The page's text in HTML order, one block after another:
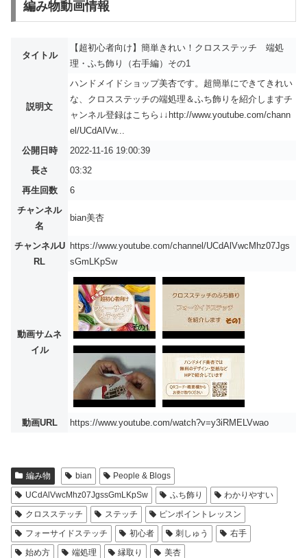
編み物動画情報
タイトル
【超初心者向け】簡単きれい！クロスステッチ 端処
理・ふち飾り（右手編）その1
説明文
ハンドメイドショップ美杏です。超簡単にできてきれい
な、クロスステッチの端処理＆ふち飾りを紹介しますチ
ャンネル登録はこちら↓↓http://www.youtube.com/chann
el/UCdAlVw...
公開日時
2022-11-16 19:00:39
長さ
03:32
再生回数
6
チャンネル
名
bian美杏
チャンネルU
RL
https://www.youtube.com/channel/UCdAlVwcMhz07Jgs
sGmLKpSw
動画サムネ
イル
動画URL https://www.youtube.com/watch?v=y3iRMELVwao
編み物 bian
People & Blogs
UCdAlVwcMhz07JgssGmLKpSw
ふち飾り
わかりやすい
クロスステッチ
ステッチ
ピンポイントレッスン
フォーサイドステッチ
初心者 刺しゅう
右手
始め方
端処理 縁取り 美杏